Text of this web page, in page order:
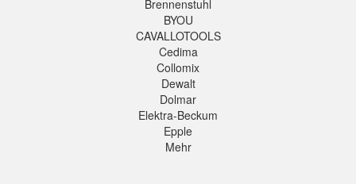
Brennenstuhl
BYOU
CAVALLOTOOLS
Cedima
Collomix
Dewalt
Dolmar
Elektra-Beckum
Epple
Mehr